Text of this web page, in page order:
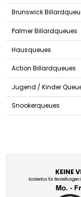
Brunswick
Palmer Billardqueues
Hausqueues
Action Billardqueues
Jugend / Kinder
Snookerqueues
KEINE
Kostenlos für